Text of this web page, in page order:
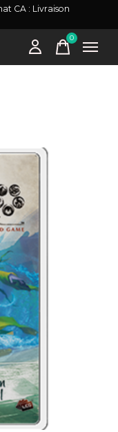
CA : Livraison
0items